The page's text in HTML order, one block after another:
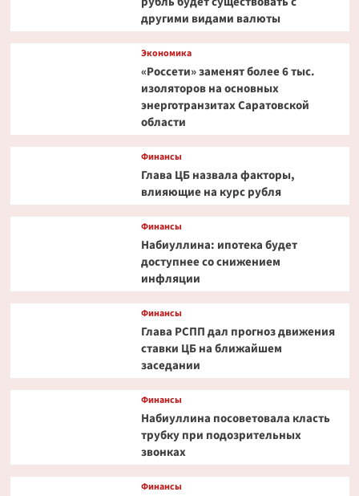
другими видами валюты
Экономика
«Россети» заменят более 6 тыс.
изоляторов на основных
энерготранзитах Саратовской
области
Финансы
Глава ЦБ назвала факторы,
влияющие на курс рубля
Финансы
Набиуллина: ипотека будет
доступнее со снижением
инфляции
Финансы
Глава РСПП дал прогноз движения
ставки ЦБ на ближайшем
заседании
Финансы
Набиуллина посоветовала класть
трубку при подозрительных
звонках
Финансы